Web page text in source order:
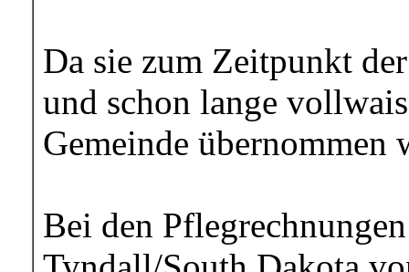
Da sie zum Zeitpunkt
und schon lange
Gemeinde übernommen
Bei den